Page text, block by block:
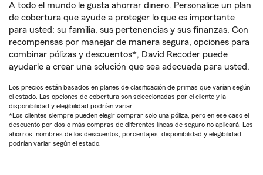
A todo el mundo le gusta ahorrar dinero. Personalice un plan
de cobertura que ayude a proteger lo que es importante
para usted: su familia, sus pertenencias y sus finanzas. Con
recompensas por manejar de manera segura, opciones para
combinar pólizas y descuentos*, David Recoder puede
ayudarle a crear una solución que sea adecuada para usted.
Los precios están basados en planes de clasificación de primas que varían según
el estado. Las opciones de cobertura son seleccionadas por el cliente y la
disponibilidad y elegibilidad podrían variar.
*Los clientes siempre pueden elegir comprar solo una póliza, pero en ese caso el
descuento por dos o más compras de diferentes líneas de seguro no aplicará. Los
ahorros, nombres de los descuentos, porcentajes, disponibilidad y elegibilidad
podrían variar según el estado.